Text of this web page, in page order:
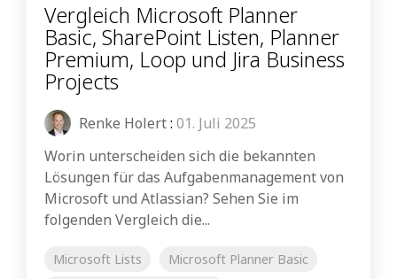
Vergleich Microsoft Planner
Basic, SharePoint Listen, Planner
Premium, Loop und Jira Business
Projects
Renke Holert: 01. Juli 2025
Worin unterscheiden sich die bekannten
Lösungen für das Aufgabenmanagement von
Microsoft und Atlassian? Sehen Sie im
folgenden Vergleich die...
Microsoft Lists
Microsoft Planner Basic